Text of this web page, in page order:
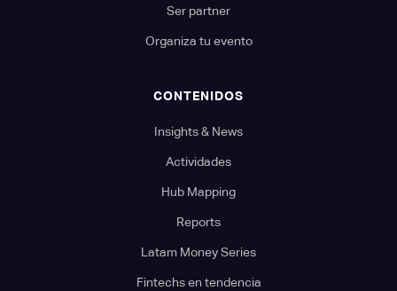
Ser partner
Organiza tu evento
CONTENIDOS
Insights & News
Actividades
Hub Mapping
Reports
Latam Money Series
Fintechs en tendencia